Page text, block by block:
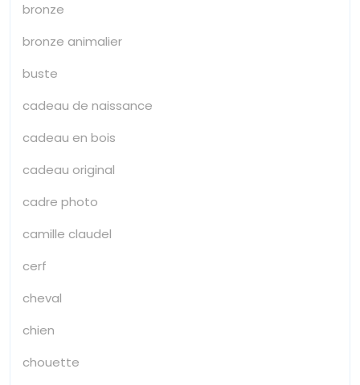
bronze
bronze animalier
buste
cadeau de naissance
cadeau en bois
cadeau original
cadre photo
camille claudel
cerf
cheval
chien
chouette